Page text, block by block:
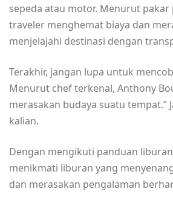
sepeda atau motor. Menurut
traveler menghemat biaya dan
menjelajahi destinasi dengan
Terakhir, jangan lupa untuk
Menurut chef terkenal, Anthony
merasakan budaya suatu
kalian.
Dengan mengikuti panduan
menikmati liburan yang
dan merasakan pengalaman